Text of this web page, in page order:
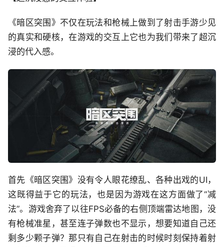
《暗区突围》不仅在玩法和枪械上做到了射击手游少见
的真实和硬核，在游戏的交互上它也为我们带来了超沉
浸的代入感。
首先《暗区突围》没有令人眼花缭乱、各种出戏的UI，
这既得益于它的玩法，也是因为游戏在这方面做了“减
法”。游戏舍弃了以往FPS必备的右侧顶端雷达地图，没
有枪械准星，甚至连子弹数也不显示，想要知道自己还
剩多少颗子弹？那只有自己在射击的时候时刻保持着射